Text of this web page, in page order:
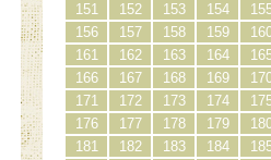
151
152 153 154
156
157 158 159
161
162 163 164
166
167 168 169
171
172 173 174
176
177 178 179
181
182 183 184